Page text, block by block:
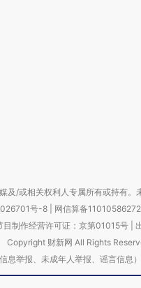
及/或相关权利人专属所有或持有。
号-8 网信算备
目制作经营许可证：京第01015号|
Copyright 财新网 All Rights
息举报、未成年人举报、谣言